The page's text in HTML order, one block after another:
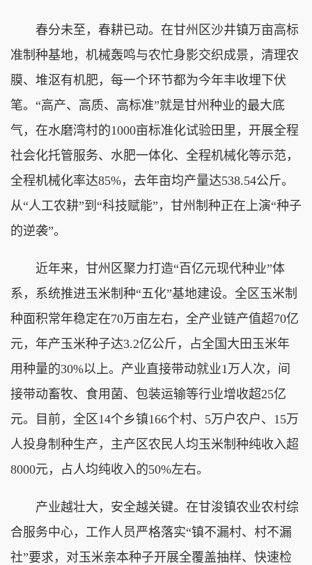
春分未至，春耕已动。在甘州区沙井镇万亩高标
准制种基地，机械轰鸣与农忙身影交织成景，清理农
膜、堆沤有机肥，每一个环节都为今年丰收埋下伏
笔。“高产、高质、高标准”就是甘州种业的最大底
气，在水磨湾村的1000亩标准化试验田里，开展全程
社会化托管服务、水肥一体化、全程机械化等示范，
全程机械化率达85%，去年亩均产量达538.54公斤。
从“人工农耕”到“科技赋能”，甘州制种正在上演“种子
的逆袭”。
近年来，甘州区聚力打造“百亿元现代种业”体
系，系统推进玉米制种“五化”基地建设。全区玉米制
种面积常年稳定在70万亩左右，全产业链产值超70亿
元，年产玉米种子达3.2亿公斤，占全国大田玉米年
用种量的30%以上。产业直接带动就业1万人次，间
接带动畜牧、食用菌、包装运输等行业增收超25亿
元。目前，全区14个乡镇166个村、5万户农户、15万
人投身制种生产，主产区农民人均玉米制种纯收入超
8000元，占人均纯收入的50%左右。
产业越壮大，安全越关键。在甘浚镇农业农村综
合服务中心，工作人员严格落实“镇不漏村、村不漏
社”要求，对玉米亲本种子开展全覆盖抽样、快速检